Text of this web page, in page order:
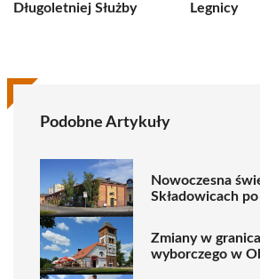
Długoletniej Służby
Legnicy
Podobne Artykuły
Nowoczesna
Składowicach
Zmiany w
wyborczego w